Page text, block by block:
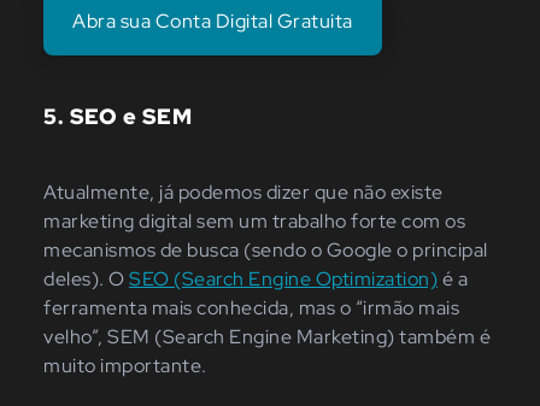
Abra sua Conta Digital Gratuita
5. SEO e SEM
Atualmente, já podemos dizer que não existe
marketing digital sem um trabalho forte com os
mecanismos de busca (sendo o Google o principal
deles). OSEO (Search Engine Optimization)é a
ferramenta mais conhecida, mas o “irmão mais
velho”, SEM (Search Engine Marketing) também é
muito importante.